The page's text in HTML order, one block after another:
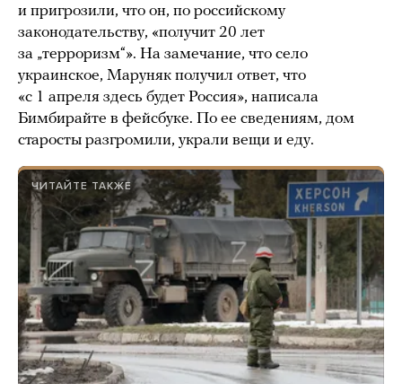
и пригрозили, что он, по российскому
законодательству, «получит 20 лет
за „терроризм“». На замечание, что село
украинское, Маруняк получил ответ, что
«с 1 апреля здесь будет Россия», написала
Бимбирайте в фейсбуке. По ее сведениям, дом
старосты разгромили, украли вещи и еду.
ЧИТАЙТЕ ТАКЖЕ